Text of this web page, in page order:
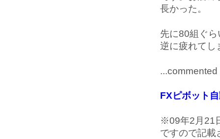
長かった。
先に80組ぐ
逆に疲れてし
FXピボット
※09年2月21
ですので記載